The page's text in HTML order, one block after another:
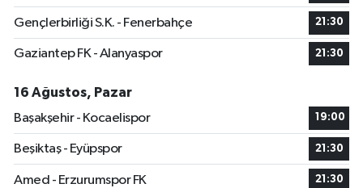
Gençlerbirliği S.K. - Fenerbahçe 21:30
Gaziantep FK - Alanyaspor 21:30
16 Ağustos, Pazar
Başakşehir - Kocaelispor
19:00
Beşiktaş - Eyüpspor 21:30
Amed - Erzurumspor FK 21:30